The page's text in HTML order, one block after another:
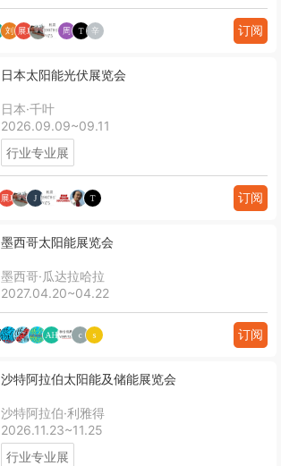
订阅
日本太阳能光伏展览会
日本·千叶
2026.09.09~09.11
行业专业展
订阅
墨西哥太阳能展览会
墨西哥·瓜达拉哈拉
2027.04.20~04.22
订阅
沙特阿拉伯太阳能及储能展览会
沙特阿拉伯·利雅得
2026.11.23~11.25
行业专业展